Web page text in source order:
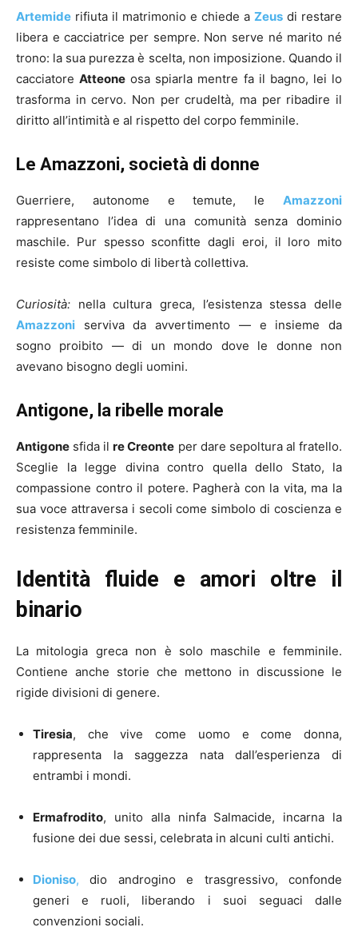
Artemide rifiuta il matrimonio e chiede a Zeus di restare
libera e cacciatrice per sempre. Non serve né marito né
trono: la sua purezza è scelta, non imposizione. Quando il
cacciatoreAtteone osa spiarla mentre fa il bagno, lei lo
trasforma in cervo. Non per crudeltà, ma per ribadire il
diritto all’intimità e al rispetto del corpo femminile.
Le Amazzoni, società di donne
Guerriere, autonome e temute, le Amazzoni
rappresentano l’idea di una comunità senza dominio
maschile. Pur spesso sconfitte dagli eroi, il loro mito
resiste come simbolo di libertà collettiva.
Curiosità: nella cultura greca, l’esistenza stessa delle
Amazzoni
serviva da avvertimento — e insieme da
sogno proibito — di un mondo dove le donne non
avevano bisogno degli uomini.
Antigone, la ribelle morale
Antigone sfida ilre Creonte per dare sepoltura al fratello.
Sceglie la legge divina contro quella dello Stato, la
compassione contro il potere. Pagherà con la vita, ma la
sua voce attraversa i secoli come simbolo di coscienza e
resistenza femminile.
Identità fluide e amori oltre il
binario
La mitologia greca non è solo maschile e femminile.
Contiene anche storie che mettono in discussione le
rigide divisioni di genere.
Tiresia, che vive come uomo e come donna,
rappresenta la saggezza nata dall’esperienza di
entrambi i mondi.
Ermafrodito, unito alla ninfa Salmacide, incarna la
fusione dei due sessi, celebrata in alcuni culti antichi.
Dioniso, dio androgino e trasgressivo, confonde
generi e ruoli, liberando i suoi seguaci dalle
convenzioni sociali.